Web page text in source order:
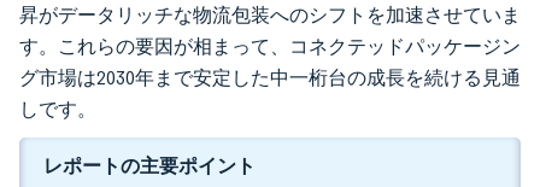
昇がデータリッチな物流包装へのシフトを加速させていま
す。これらの要因が相まって、コネクテッドパッケージン
グ市場は2030年まで安定した中一桁台の成長を続ける見通
しです。
レポートの主要ポイント